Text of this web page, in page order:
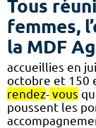
Tous
femmes,
la MDF
accueillies en
octobre et 150
rendez- vous
poussent les